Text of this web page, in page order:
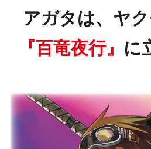
アガタは、ヤ
『百竜夜行』 に